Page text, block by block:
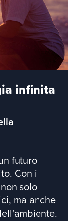
infinita
futuro
Con i
solo
ma anche